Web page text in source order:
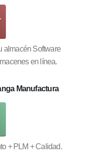
almacén Software
en línea.
Manufactura
+ PLM + Calidad.